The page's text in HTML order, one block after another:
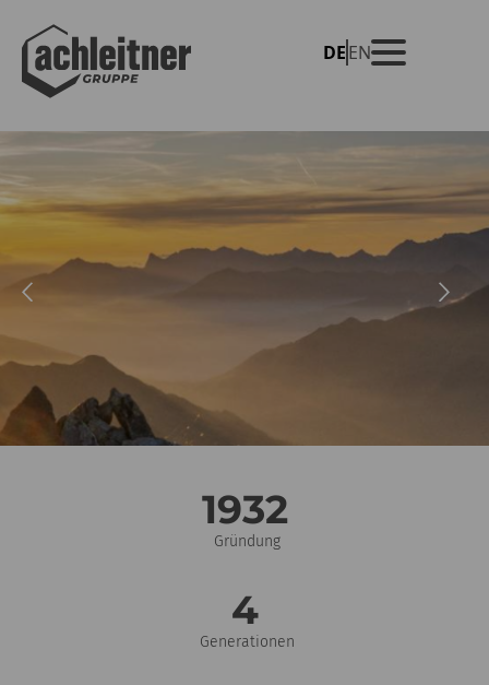
DEEN
1932
Gründung
4
Generationen
REIFENHANDEL
HÄNDLERSHOP
TERMINRESERVIERUNG
FELGENGROSSHANDEL
HÄNDLERSHOP